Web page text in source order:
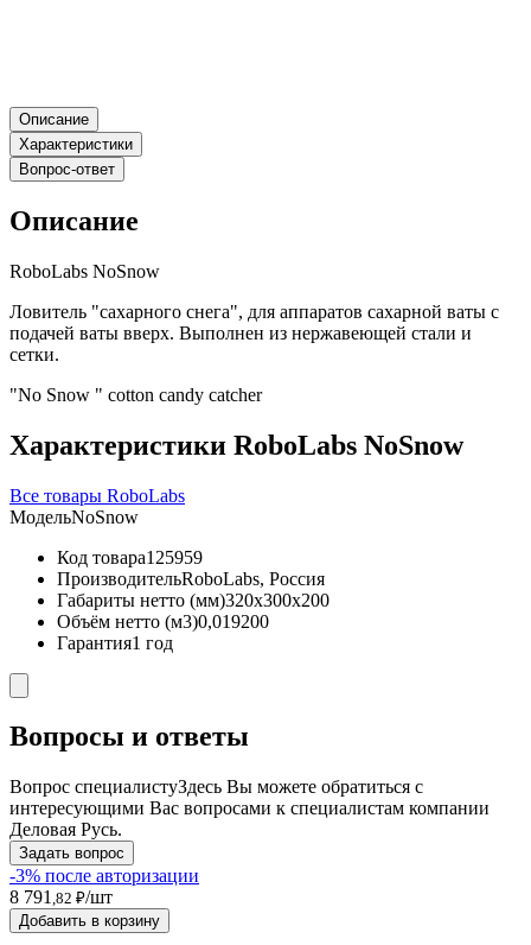
Описание
Характеристики
Вопрос-ответ
Описание
RoboLabs NoSnow
Ловитель "сахарного снега", для аппаратов сахарной ваты с
подачей ваты вверх. Выполнен из нержавеющей стали и
сетки.
"No Snow " cotton candy catcher
Характеристики RoboLabs NoSnow
Все товары RoboLabs
МодельNoSnow
Код товара125959
ПроизводительRoboLabs, Россия
Габариты нетто (мм)320x300x200
Объём нетто (м3)0,019200
Гарантия1 год
Вопросы и ответы
Вопрос специалистуЗдесь Вы можете обратиться с
интересующими Вас вопросами к специалистам компании
Деловая Русь.
Задать вопрос
-3% после авторизации
8 791 ,82 ₽/шт
Добавить в корзину